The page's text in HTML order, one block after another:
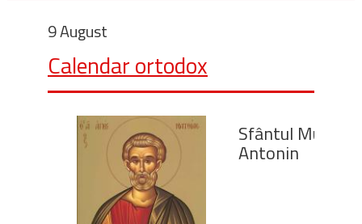
9 August
Calendar ortodox
Sfântul Mucenic
Antonin